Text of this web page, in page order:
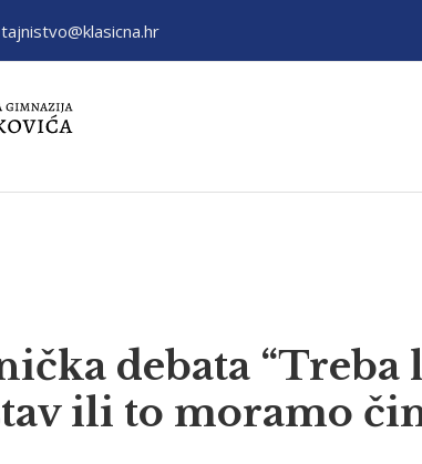
tajnistvo@klasicna.hr
debata
ili to moramo